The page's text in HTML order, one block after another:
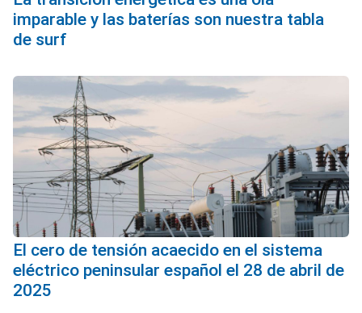
imparable y las baterías son nuestra tabla
de surf
El cero de tensión acaecido en el sistema
eléctrico peninsular español el 28 de abril de
2025